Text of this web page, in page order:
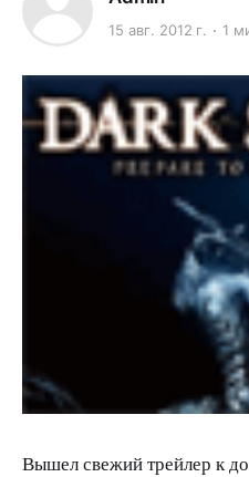
15 авг. 2012 г. 1
Вышел свежий трейлер к